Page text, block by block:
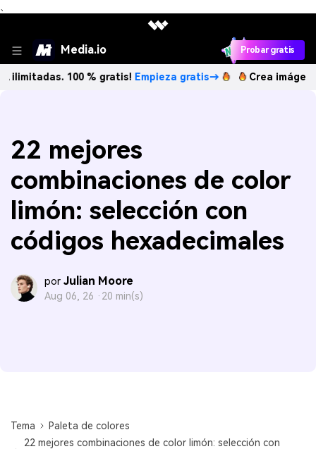
、
Media.io Probar gratis
100 % gratis!Empieza gratis→ Crea imágenes IA
22 mejores
combinaciones de color
limón: selección con
códigos hexadecimales
por Julian Moore
Aug 06, 26 · 20 min(s)
Tema
Paleta de colores
22 mejores combinaciones de color limón: selección con